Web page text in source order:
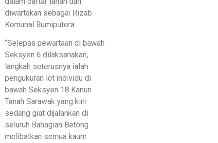
diwartakan sebagai Rizab
Komunal Bumiputera.
“Selepas pewartaan di bawah
Seksyen 6 dilaksanakan,
langkah seterusnya ialah
pengukuran lot individu di
bawah Seksyen 18 Kanun
Tanah Sarawak yang kini
sedang giat dijalankan di
seluruh Bahagian Betong
melibatkan semua kaum